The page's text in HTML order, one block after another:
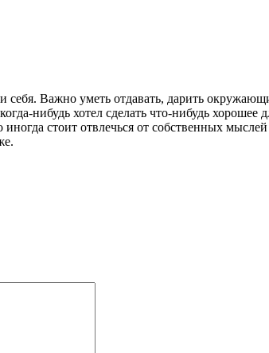
себя. Важно уметь отдавать, дарить
нибудь хотел сделать что-нибудь
стоит отвлечься от собственных